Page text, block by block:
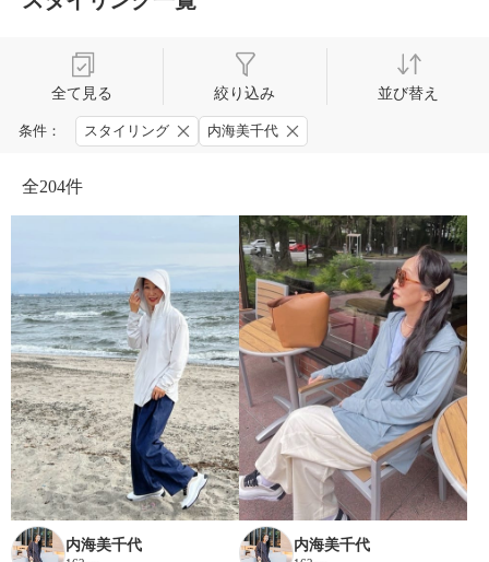
全て見る 絞り込み 並び替え
条件： スタイリング 内海美千代
全204件
内海美千代 内海美千代